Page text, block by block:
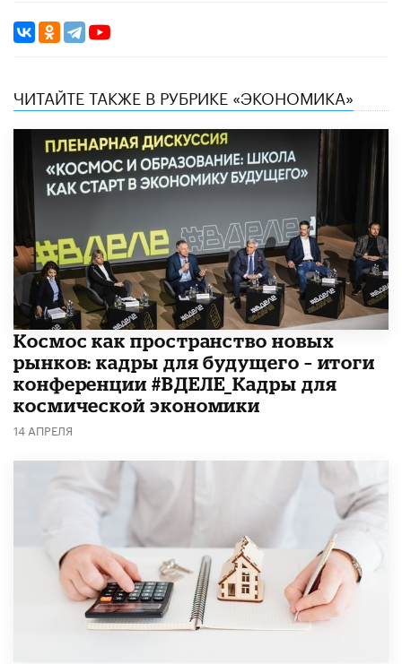
ЧИТАЙТЕ ТАКЖЕ В РУБРИКЕ «ЭКОНОМИКА»
Космос как пространство новых
рынков: кадры для будущего – итоги
конференции #ВДЕЛЕ_Кадры для
космической экономики
14 АПРЕЛЯ